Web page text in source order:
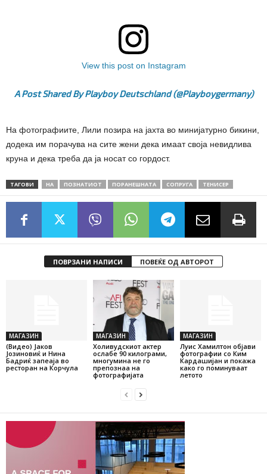
View this post on Instagram
A Post Shared By Playboy Deutschland (@playboygermany)
На фотографиите, Лили позира на јахта во минијатурно бикини,
додека им порачува на сите жени дека имаат своја невидлива
круна и дека треба да ја носат со гордост.
ТАГОВИ НА ПОЗНАТИОТ ПОРАНЕШНАТА СОПРУГА ТЕНИСЕР
ПОВРЗАНИ НАПИСИ ПОВЕЌЕ ОД АВТОРОТ
МАГАЗИН
(Видео) Јаков
Јозиновиќ и Нина
Бадриќ запеаја во
ресторан на Корчула
МАГАЗИН
Холивудскиот актер
ослабе 90 килограми,
многумина не го
препознаа на
фотографијата
МАГАЗИН
Луис Хамилтон објави
фотографии со Ким
Кардашијан и покажа
како го поминуваат
летото